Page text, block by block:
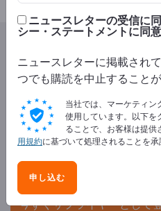
Exportpages 食品＆飲料
ナット製品
Exportpagesで無
ニーズ – オファー – 中古品
こから始める
Exportpagesで貴
ましょう。
今すぐサプライヤーとして
ニュースレターの受信に
シー・ステートメントに同意
ニュースレターに掲載され
つでも購読を中止することが
当社では、マーケティン
使用しています。以下を
ることで、お客様は提供
用規約に基づいて処理されることを承
申し込む